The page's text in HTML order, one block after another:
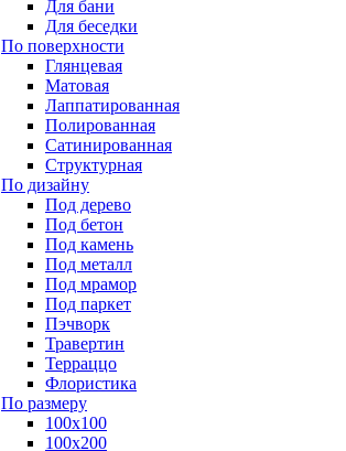
Для бани
Для беседки
По поверхности
Глянцевая
Матовая
Лаппатированная
Полированная
Сатинированная
Структурная
По дизайну
Под дерево
Под бетон
Под камень
Под металл
Под мрамор
Под паркет
Пэчворк
Травертин
Терраццо
Флористика
По размеру
100х100
100х200